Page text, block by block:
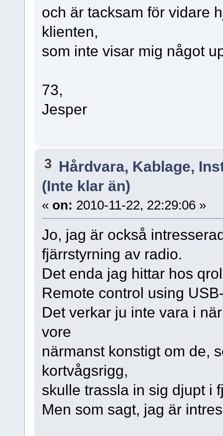
och är tacksam för vidare
klienten,
som inte visar mig något
73,
Jesper
3 Hårdvara, Kablage,
(Inte klar än)
« on: 2010-11-22, 22:29:06 »
Jo, jag är också
fjärrstyrning av radio.
Det enda jag hittar hos
Remote control using
Det verkar ju inte vara i
vore
närmanst konstigt om de,
kortvågsrigg,
skulle trassla in sig djupt i
Men som sagt, jag är